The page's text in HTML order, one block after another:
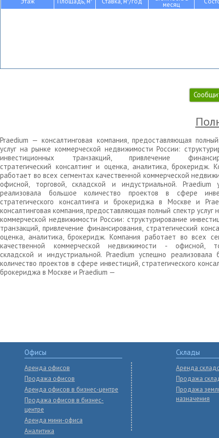
месяц
Praedium — консалтинговая компания, предоставляющая
услуг на рынке коммерческой недвижимости России:
инвестиционных транзакций, привлечение
стратегический консалтинг и оценка, аналитика, брокеридж.
работает во всех сегментах качественной коммерческой
офисной, торговой, складской и индустриальной. Praedium
реализовала большое количество проектов в сфере
стратегического консалтинга и брокериджа в Москве и
консалтинговая компания, предоставляющая полный спектр услуг
коммерческой недвижимости России: структурирование
транзакций, привлечение финансирования, стратегический
оценка, аналитика, брокеридж. Компания работает во всех
качественной коммерческой недвижимости - офисной,
складской и индустриальной. Praedium успешно реализовала
количество проектов в сфере инвестиций, стратегического
брокериджа в Москве и Praedium —
Офисы
Аренда офисов
Продажа офисов
Аренда офисов в бизнес-центре
Продажа офисов в бизнес-
центре
Аренда мини-офиса
Аналитика
Склады
Аренда
Продажа
Продажа
назначения